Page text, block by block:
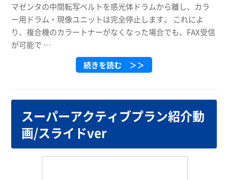
マゼンタの中間転写ベルトを感光体ドラムから離し、カラ
ー用ドラム・現像ユニットは完全停止します。 これによ
り、複合機のカラートナーがなくなった場合でも、FAX受信
が可能で …
続きを読む ＞＞
スーパーアクティブプラン紹介動
画/スライドver